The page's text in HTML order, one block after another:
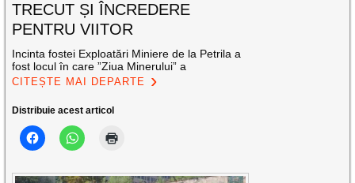
TRECUT ȘI ÎNCREDERE
PENTRU VIITOR
Incinta fostei Exploatări Miniere de la Petrila a
fost locul în care ”Ziua Minerului” a
CITEȘTE MAI DEPARTE
Distribuie acest articol